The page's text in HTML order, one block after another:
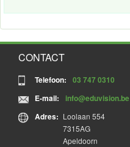
CONTACT
Telefoon:
03 747 0310
E-mail:
info@eduvision.be
Adres: Loolaan 554
7315AG
Apeldoorn